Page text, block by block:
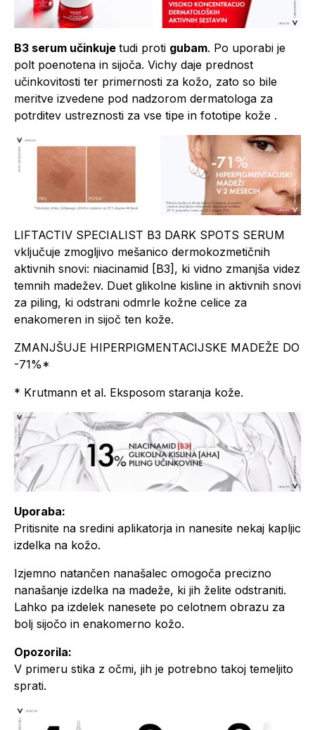
B3 serum učinkuje tudi proti gubam. Po uporabi je
polt poenotena in sijoča. Vichy daje prednost
učinkovitosti ter primernosti za kožo, zato so bile
meritve izvedene pod nadzorom dermatologa za
potrditev ustreznosti za vse tipe in fototipe kože .
LIFTACTIV SPECIALIST B3 DARK SPOTS SERUM
vključuje zmogljivo mešanico dermokozmetičnih
aktivnih snovi: niacinamid [B3], ki vidno zmanjša videz
temnih madežev. Duet glikolne kisline in aktivnih snovi
za piling, ki odstrani odmrle kožne celice za
enakomeren in sijoč ten kože.
ZMANJŠUJE HIPERPIGMENTACIJSKE MADEŽE DO
-71%*
* Krutmann et al. Eksposom staranja kože.
Uporaba:
Pritisnite na sredini aplikatorja in nanesite nekaj kapljic
izdelka na kožo.
Izjemno natančen nanašalec omogoča precizno
nanašanje izdelka na madeže, ki jih želite odstraniti.
Lahko pa izdelek nanesete po celotnem obrazu za
bolj sijočo in enakomerno kožo.
Opozorila:
V primeru stika z očmi, jih je potrebno takoj temeljito
sprati.